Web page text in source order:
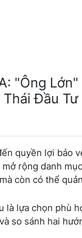
"Ông
Đầu Tư
quyền lợi bảo
mở rộng danh
còn có thể
là lựa chọn phù
so sánh hai